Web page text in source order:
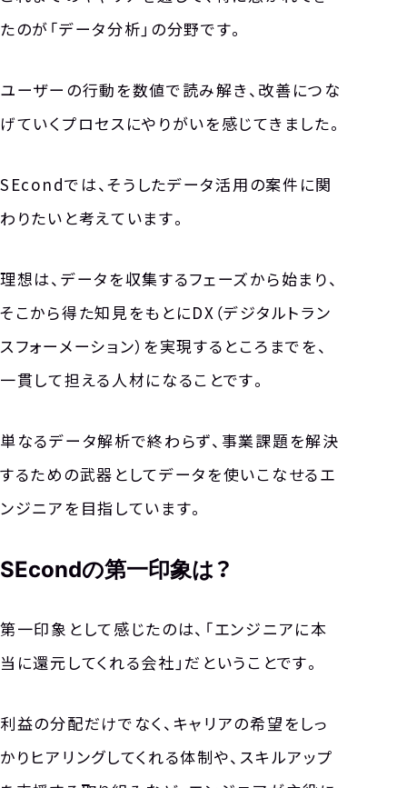
ニュース
CONTACT
お問い合わせ
RECRUIT
たのが「データ分析」の分野です。
ユーザーの行動を数値で読み解き、改善につな
げていくプロセスにやりがいを感じてきました。
SEcondでは、そうしたデータ活用の案件に関
わりたいと考えています。
理想は、データを収集するフェーズから始まり、
そこから得た知見をもとにDX（デジタルトラン
スフォーメーション）を実現するところまでを、
一貫して担える人材になることです。
単なるデータ解析で終わらず、事業課題を解決
するための武器としてデータを使いこなせるエ
ンジニアを目指しています。
SEcondの第一印象は？
第一印象として感じたのは、「エンジニアに本
当に還元してくれる会社」だということです。
利益の分配だけでなく、キャリアの希望をしっ
かりヒアリングしてくれる体制や、スキルアップ